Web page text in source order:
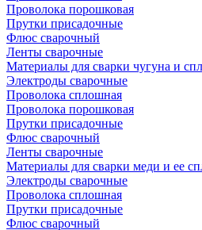
Проволока порошковая
Прутки присадочные
Флюс сварочный
Ленты сварочные
Материалы для сварки чугуна и
Электроды сварочные
Проволока сплошная
Проволока порошковая
Прутки присадочные
Флюс сварочный
Ленты сварочные
Материалы для сварки меди и ее
Электроды сварочные
Проволока сплошная
Прутки присадочные
Флюс сварочный